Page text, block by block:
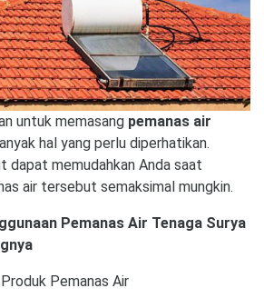
untuk memasang pemanas air
hal yang perlu diperhatikan.
memudahkan Anda saat
air tersebut semaksimal mungkin.
Pemanas Air Tenaga Surya
Pemanas Air